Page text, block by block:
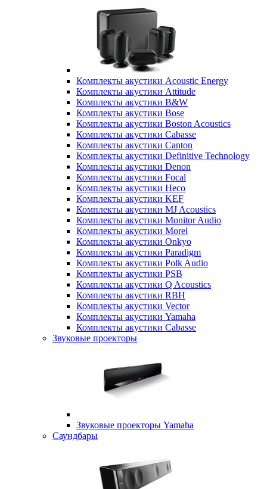
Комплекты акустики Acoustic Energy
Комплекты акустики Attitude
Комплекты акустики B&W
Комплекты акустики Bose
Комплекты акустики Boston Acoustics
Комплекты акустики Cabasse
Комплекты акустики Canton
Комплекты акустики Definitive Technology
Комплекты акустики Denon
Комплекты акустики Focal
Комплекты акустики Heco
Комплекты акустики KEF
Комплекты акустики MJ Acoustics
Комплекты акустики Monitor Audio
Комплекты акустики Morel
Комплекты акустики Onkyo
Комплекты акустики Paradigm
Комплекты акустики Polk Audio
Комплекты акустики PSB
Комплекты акустики Q Acoustics
Комплекты акустики RBH
Комплекты акустики Vector
Комплекты акустики Yamaha
Комплекты акустики Сabasse
Звуковые проекторы
Звуковые проекторы Yamaha
Саундбары